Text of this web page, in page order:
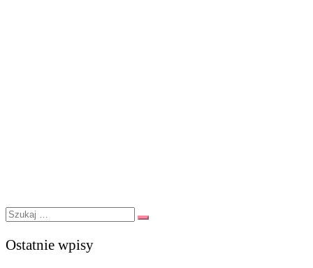
Szukaj
Szukaj
Ostatnie wpisy